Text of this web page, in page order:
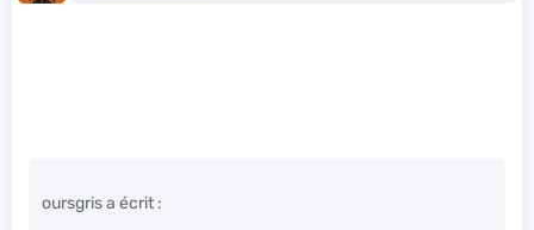
oursgris a écrit :